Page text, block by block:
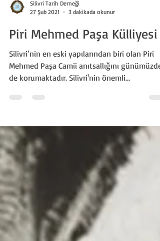
27 Şub 2021
3 dakikada okunur
Piri Mehmed Paşa Külliyesi
Silivri’nin en eski yapılarından biri olan Piri
Mehmed Paşa Camii anıtsallığını günümüzde